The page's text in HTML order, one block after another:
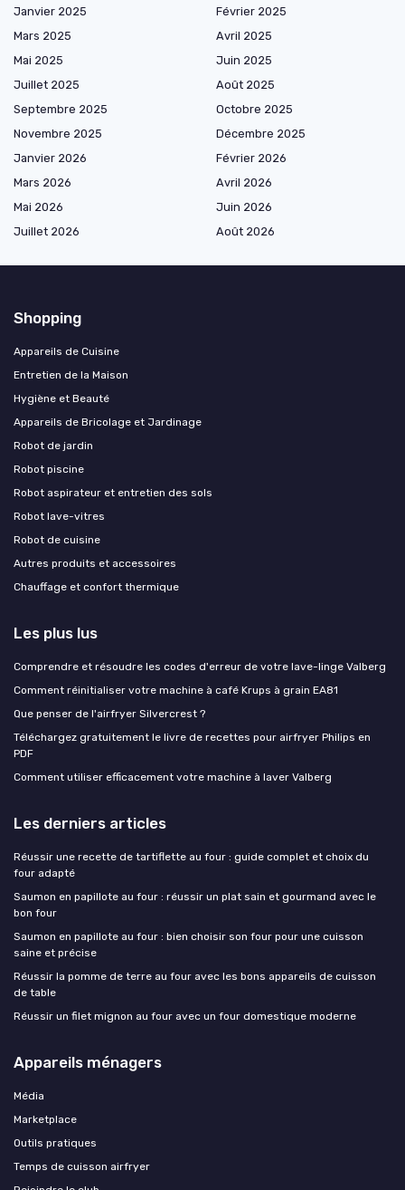
Janvier 2025
Février 2025
Mars 2025
Avril 2025
Mai 2025
Juin 2025
Juillet 2025
Août 2025
Septembre 2025
Octobre 2025
Novembre 2025
Décembre 2025
Janvier 2026
Février 2026
Mars 2026
Avril 2026
Mai 2026
Juin 2026
Juillet 2026
Août 2026
Shopping
Appareils de Cuisine
Entretien de la Maison
Hygiène et Beauté
Appareils de Bricolage et Jardinage
Robot de jardin
Robot piscine
Robot aspirateur et entretien des sols
Robot lave-vitres
Robot de cuisine
Autres produits et accessoires
Chauffage et confort thermique
Les plus lus
Comprendre et résoudre les codes d'erreur de votre lave-linge Valberg
Comment réinitialiser votre machine à café Krups à grain EA81
Que penser de l'airfryer Silvercrest ?
Téléchargez gratuitement le livre de recettes pour airfryer Philips en
PDF
Comment utiliser efficacement votre machine à laver Valberg
Les derniers articles
Réussir une recette de tartiflette au four : guide complet et choix du
four adapté
Saumon en papillote au four : réussir un plat sain et gourmand avec le
bon four
Saumon en papillote au four : bien choisir son four pour une cuisson
saine et précise
Réussir la pomme de terre au four avec les bons appareils de cuisson
de table
Réussir un filet mignon au four avec un four domestique moderne
Appareils ménagers
Média
Marketplace
Outils pratiques
Temps de cuisson airfryer